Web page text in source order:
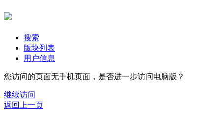
搜索
版块列表
用户信息
您访问的页面无手机页面，是否进一步访问电脑版？
继续访问
返回上一页